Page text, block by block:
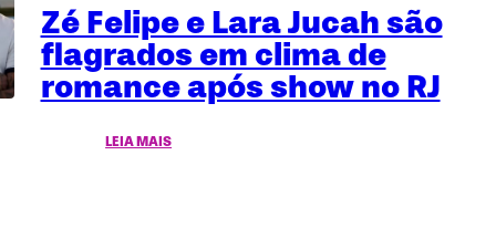
Zé Felipe e Lara Jucah são
flagrados em clima de
romance após show no RJ
LEIA MAIS